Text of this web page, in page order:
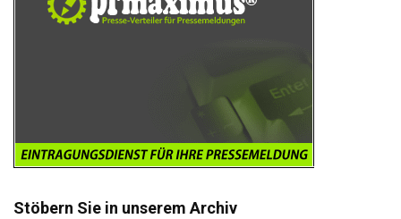
Stöbern Sie in unserem Archiv